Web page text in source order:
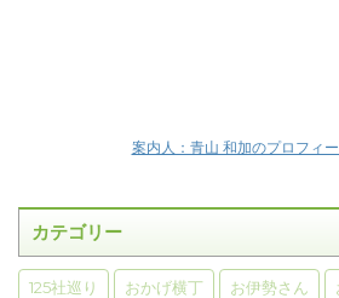
案内人：青山 和加のプロフィ
カテゴリー
125社巡り おかげ横丁 お伊勢さん